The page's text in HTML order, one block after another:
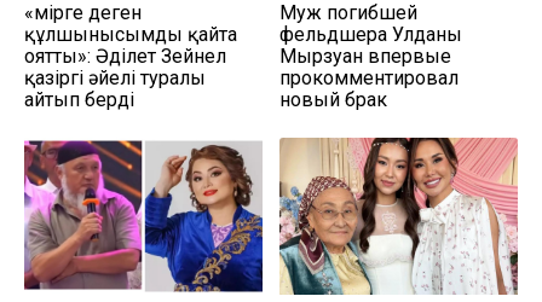
«Өмірге деген
құлшынысымды қайта
оятты»: Әділет Зейнел
қазіргі әйелі туралы
айтып берді
Муж погибшей
фельдшера Улданы
Мырзуан впервые
прокомментировал
новый брак